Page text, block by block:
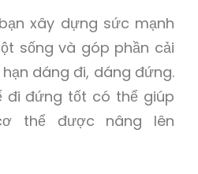
xây dựng sức mạnh
sống và góp phần cải
dáng đi, dáng đứng.
đi đứng tốt có thể giúp
thể được nâng lên